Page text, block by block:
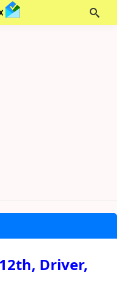
Driver,